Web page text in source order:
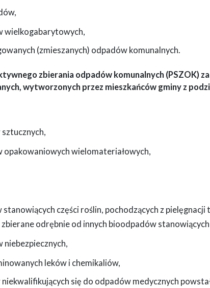
wielkogabarytowych,
(zmieszanych) odpadów komunalnych.
zbierania odpadów komunalnych (PSZOK)
wytworzonych przez mieszkańców gminy z
opakowaniowych wielomateriałowych,
części roślin, pochodzących z
odrębnie od innych bioodpadów
niebezpiecznych,
leków i chemikaliów,
się do odpadów medycznych